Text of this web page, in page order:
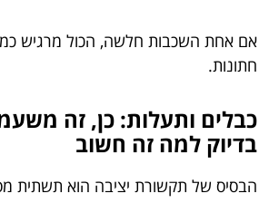
חתונות.
כבלים ותעלות: כן, זה
בדיוק למה זה חשוב
הבסיס של תקשורת יציבה הוא תשתית